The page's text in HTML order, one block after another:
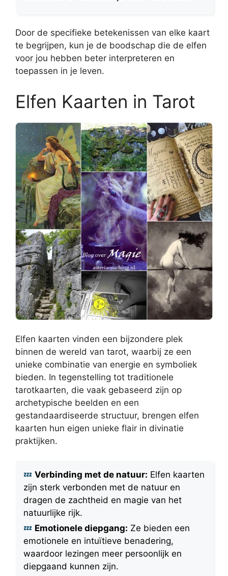
Door de specifieke betekenissen van elke kaart
te begrijpen, kun je de boodschap die de elfen
voor jou hebben beter interpreteren en
toepassen in je leven.
Elfen Kaarten in Tarot
Elfen kaarten vinden een bijzondere plek
binnen de wereld van tarot, waarbij ze een
unieke combinatie van energie en symboliek
bieden. In tegenstelling tot traditionele
tarotkaarten, die vaak gebaseerd zijn op
archetypische beelden en een
gestandaardiseerde structuur, brengen elfen
kaarten hun eigen unieke flair in divinatie
praktijken.
Verbinding met de natuur: Elfen kaarten
zijn sterk verbonden met de natuur en
dragen de zachtheid en magie van het
natuurlijke rijk.
Emotionele diepgang: Ze bieden een
emotionele en intuïtieve benadering,
waardoor lezingen meer persoonlijk en
diepgaand kunnen zijn.